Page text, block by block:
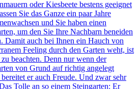
oder Kiesbeete bestens geeignet
Sie das Ganze ein paar Jahre
und Sie haben einen
um den Sie Ihre Nachbarn beneiden
Damit auch bei Ihnen ein Hauch von
Feeling durch den Garten weht, ist
zu beachten. Denn nur wenn der
von Grund auf richtig angelegt
er auch Freude. Und zwar sehr
Tolle an so einem Steingarten: Er